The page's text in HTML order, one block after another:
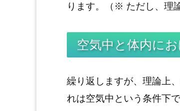
ります。（※ ただし、理
空気中と体内に
繰り返しますが、理論上
れは空気中という条件下